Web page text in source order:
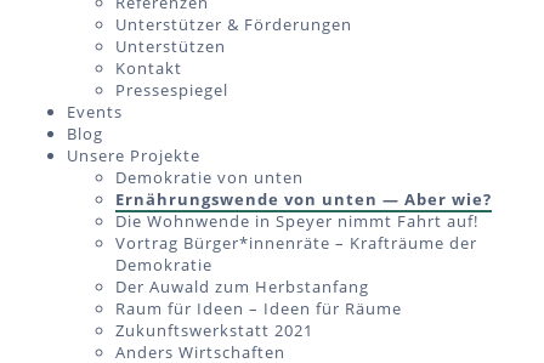
Unterstützer & Förderungen
Unterstützen
Kontakt
Pressespiegel
Events
Blog
Unsere Projekte
Demokratie von unten
Ernährungswende von unten — Aber wie?
Die Wohnwende in Speyer nimmt Fahrt auf!
Vortrag Bürger*innenräte – Krafträume der
Demokratie
Der Auwald zum Herbstanfang
Raum für Ideen – Ideen für Räume
Zukunftswerkstatt 2021
Anders Wirtschaften